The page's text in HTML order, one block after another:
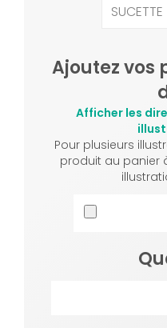
SUCETTE
Ajoutez vos
Afficher les
Pour plusieurs
produit au panier